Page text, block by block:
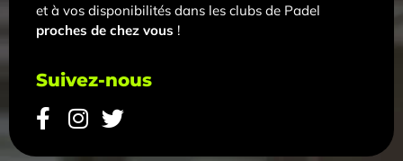
et à vos disponibilités dans les clubs de Padel
proches de chez vous !
Suivez-nous